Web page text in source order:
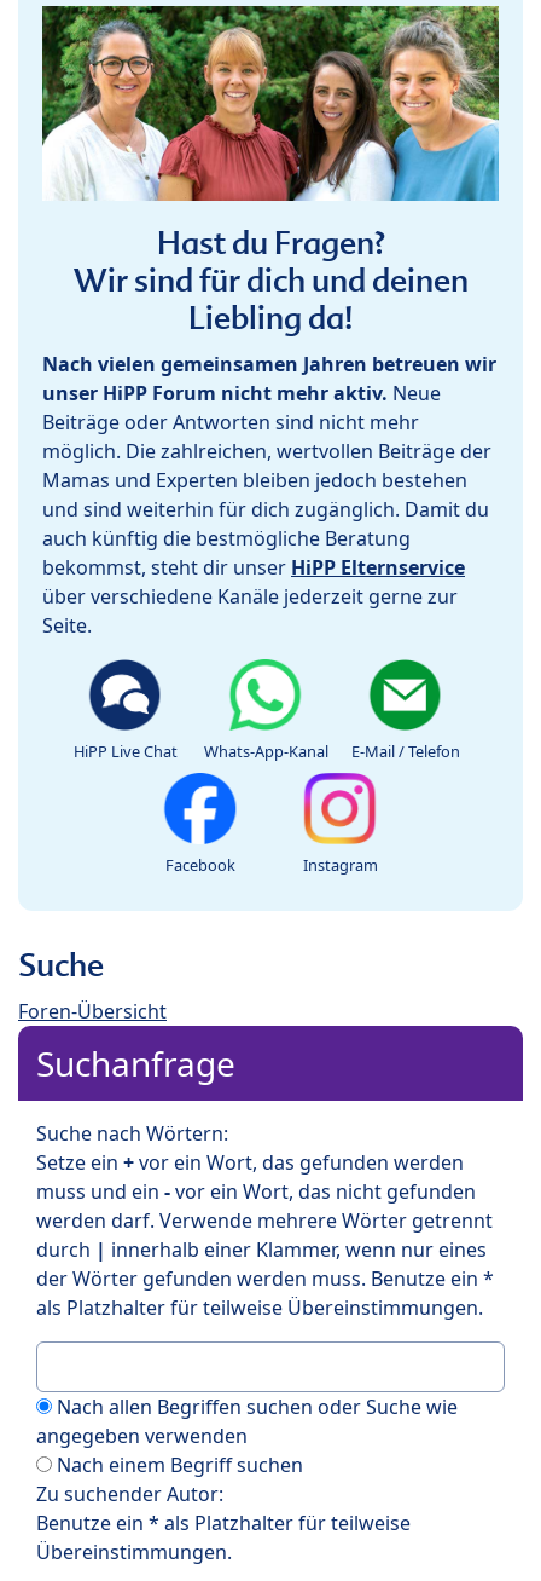
Hast du Fragen?
Wir sind für dich und deinen
Liebling da!
Nach vielen gemeinsamen Jahren betreuen wir
unser HiPP Forum nicht mehr aktiv. Neue
Beiträge oder Antworten sind nicht mehr
möglich. Die zahlreichen, wertvollen Beiträge der
Mamas und Experten bleiben jedoch bestehen
und sind weiterhin für dich zugänglich. Damit du
auch künftig die bestmögliche Beratung
bekommst, steht dir unser HiPP Elternservice
über verschiedene Kanäle jederzeit gerne zur
Seite.
HiPP Live Chat Whats-App-Kanal E-Mail / Telefon
Facebook Instagram
Suche
Foren-Übersicht
Suchanfrage
Suche nach Wörtern:
Setze ein +vor ein Wort, das gefunden werden
muss und ein -vor ein Wort, das nicht gefunden
werden darf. Verwende mehrere Wörter getrennt
durch | innerhalb einer Klammer, wenn nur eines
der Wörter gefunden werden muss. Benutze ein *
als Platzhalter für teilweise Übereinstimmungen.
Nach allen Begriffen suchen oder Suche wie
angegeben verwenden
Nach einem Begriff suchen
Zu suchender Autor:
Benutze ein * als Platzhalter für teilweise
Übereinstimmungen.